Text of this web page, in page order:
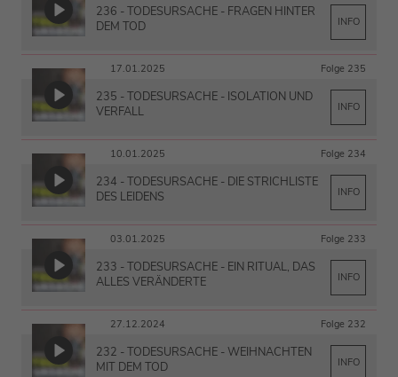
236 - TODESURSACHE - FRAGEN HINTER
DEM TOD
INFO
17.01.2025 Folge 235
235 - TODESURSACHE - ISOLATION UND
VERFALL
INFO
10.01.2025 Folge 234
234 - TODESURSACHE - DIE STRICHLISTE
DES LEIDENS
INFO
03.01.2025 Folge 233
233 - TODESURSACHE - EIN RITUAL, DAS
ALLES VERÄNDERTE
INFO
27.12.2024 Folge 232
232 - TODESURSACHE - WEIHNACHTEN
MIT DEM TOD
INFO